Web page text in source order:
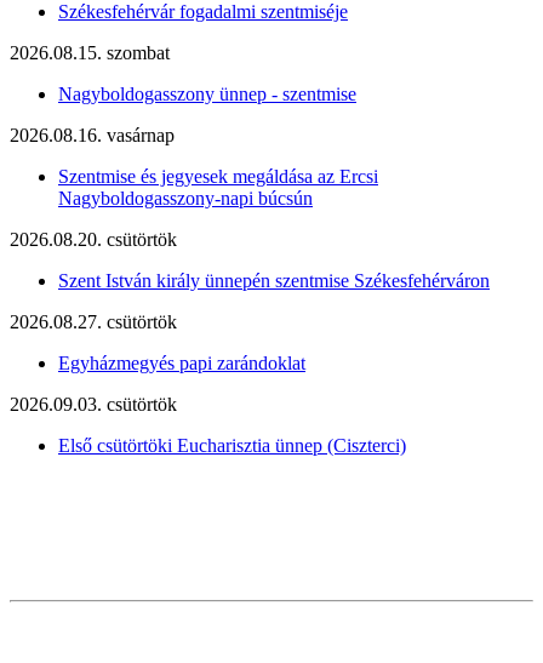
Székesfehérvár fogadalmi szentmiséje
2026.08.15. szombat
Nagyboldogasszony ünnep - szentmise
2026.08.16. vasárnap
Szentmise és jegyesek megáldása az Ercsi
Nagyboldogasszony-napi búcsún
2026.08.20. csütörtök
Szent István király ünnepén szentmise Székesfehérváron
2026.08.27. csütörtök
Egyházmegyés papi zarándoklat
2026.09.03. csütörtök
Első csütörtöki Eucharisztia ünnep (Ciszterci)